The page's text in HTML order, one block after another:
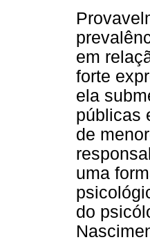
em
forte
ela
públicas
de
uma
do